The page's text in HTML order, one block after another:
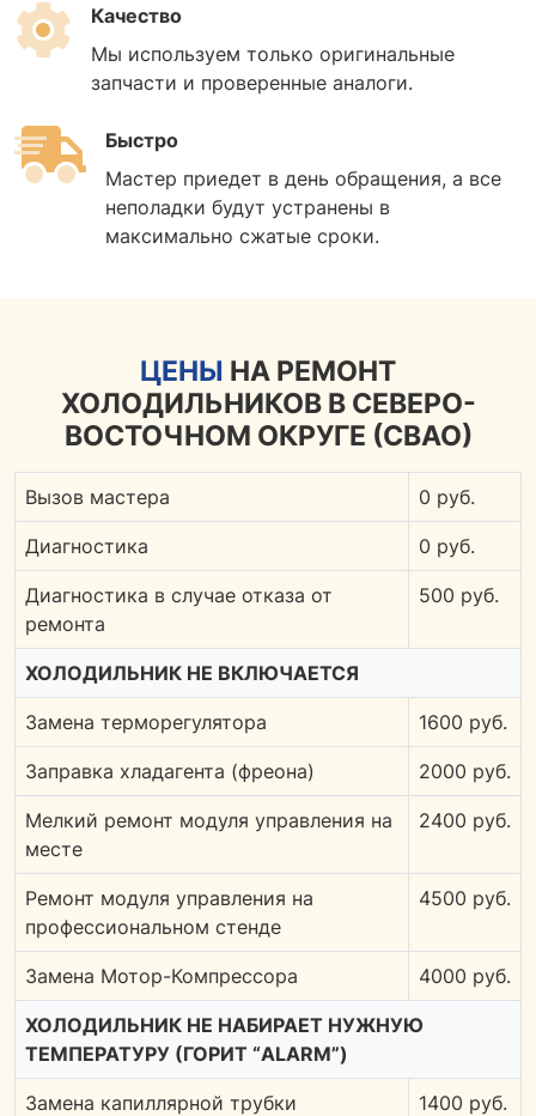
Качество
Мы используем только оригинальные
запчасти и проверенные аналоги.
Быстро
Мастер приедет в день обращения, а все
неполадки будут устранены в
максимально сжатые сроки.
ЦЕНЫ НА РЕМОНТ
ХОЛОДИЛЬНИКОВ В СЕВЕРО-
ВОСТОЧНОМ ОКРУГЕ (СВАО)
Вызов мастера 0 руб.
Диагностика 0 руб.
Диагностика в случае отказа от
ремонта
500 руб.
ХОЛОДИЛЬНИК НЕ ВКЛЮЧАЕТСЯ
Замена терморегулятора 1600 руб.
Заправка хладагента (фреона) 2000 руб.
Мелкий ремонт модуля управления на
месте
2400 руб.
Ремонт модуля управления на
профессиональном стенде
4500 руб.
Замена Мотор-Компрессора 4000 руб.
ХОЛОДИЛЬНИК НЕ НАБИРАЕТ НУЖНУЮ
ТЕМПЕРАТУРУ (ГОРИТ “ALARM”)
Замена капиллярной трубки 1400 руб.